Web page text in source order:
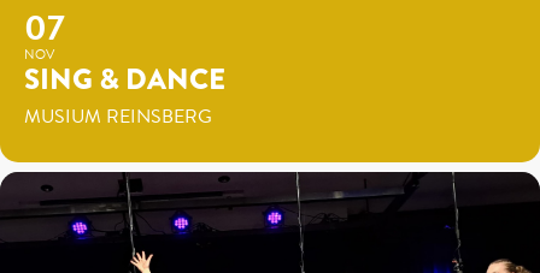
07
NOV
SING & DANCE
MUSIUM REINSBERG